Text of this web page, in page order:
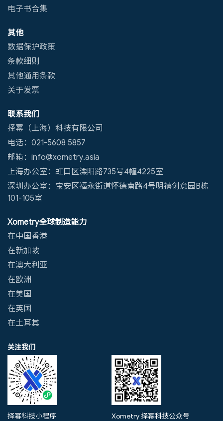
电子书合集
其他
数据保护政策
条款细则
其他通用条款
关于发票
联系我们
择幂（上海）科技有限公司
电话：021-5608 5857
邮箱：info@xometry.asia
上海办公室：虹口区溧阳路735号4幢4225室
深圳办公室：宝安区福永街道怀德南路4号明禧创意园B栋
101-105室
Xometry全球制造能力
在中国香港
在新加坡
在澳大利亚
在欧洲
在美国
在英国
在土耳其
关注我们
择幂科技小程序 Xometry 择幂科技公众号